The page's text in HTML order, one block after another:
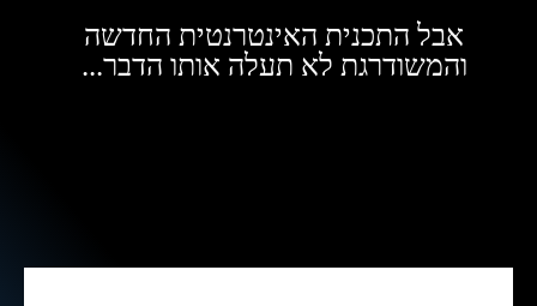
אבל התכנית האינטרנטית החדשה
והמשודרגת לא תעלה אותו הדבר...